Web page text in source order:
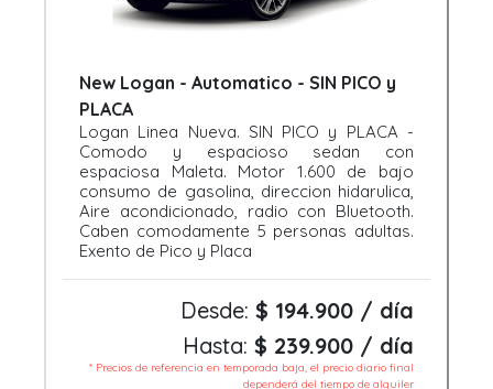
New Logan - Automatico - SIN PICO y
PLACA
Logan Linea Nueva. SIN PICO y PLACA -
Comodo y espacioso sedan con
espaciosa Maleta. Motor 1.600 de bajo
consumo de gasolina, direccion hidarulica,
Aire acondicionado, radio con Bluetooth.
Caben comodamente 5 personas adultas.
Exento de Pico y Placa
Desde: $ 194.900 / día
Hasta: $ 239.900 / día
* Precios de referencia en temporada baja, el precio diario final
dependerá del tiempo de alquiler